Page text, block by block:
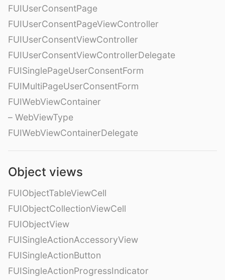
FUIUserConsentPage
FUIUserConsentPageViewController
FUIUserConsentViewController
FUIUserConsentViewControllerDelegate
FUISinglePageUserConsentForm
FUIMultiPageUserConsentForm
FUIWebViewContainer
– WebViewType
FUIWebViewContainerDelegate
Object views
FUIObjectTableViewCell
FUIObjectCollectionViewCell
FUIObjectView
FUISingleActionAccessoryView
FUISingleActionButton
FUISingleActionProgressIndicator